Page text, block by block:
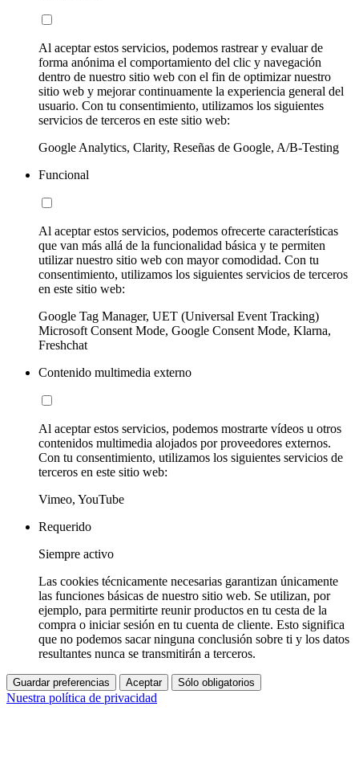
Al aceptar estos servicios, podemos rastrear y evaluar de
forma anónima el comportamiento del clic y navegación
dentro de nuestro sitio web con el fin de optimizar nuestro
sitio web y mejorar continuamente la experiencia general del
usuario. Con tu consentimiento, utilizamos los siguientes
servicios de terceros en este sitio web:
Google Analytics, Clarity, Reseñas de Google, A/B-Testing
Funcional
Al aceptar estos servicios, podemos ofrecerte características
que van más allá de la funcionalidad básica y te permiten
utilizar nuestro sitio web con mayor comodidad. Con tu
consentimiento, utilizamos los siguientes servicios de terceros
en este sitio web:
Google Tag Manager, UET (Universal Event Tracking)
Microsoft Consent Mode, Google Consent Mode, Klarna,
Freshchat
Contenido multimedia externo
Al aceptar estos servicios, podemos mostrarte vídeos u otros
contenidos multimedia alojados por proveedores externos.
Con tu consentimiento, utilizamos los siguientes servicios de
terceros en este sitio web:
Vimeo, YouTube
Requerido
Siempre activo
Las cookies técnicamente necesarias garantizan únicamente
las funciones básicas de nuestro sitio web. Se utilizan, por
ejemplo, para permitirte reunir productos en tu cesta de la
compra o iniciar sesión en tu cuenta de cliente. Esto significa
que no podemos sacar ninguna conclusión sobre ti y los datos
resultantes nunca se transmitirán a terceros.
Guardar preferencias Aceptar Sólo obligatorios
Nuestra política de privacidad